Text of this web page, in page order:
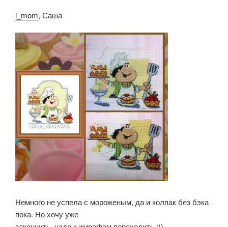
l_mom, Саша
Немного не успела с мороженым, да и колпак без бэка
пока. Но хочу уже